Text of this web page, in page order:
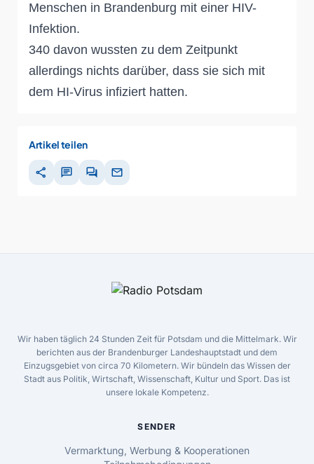
Menschen in Brandenburg mit einer HIV-
Infektion.
340 davon wussten zu dem Zeitpunkt
allerdings nichts darüber, dass sie sich mit
dem HI-Virus infiziert hatten.
Artikel teilen
share chat forum mail
Wir haben täglich 24 Stunden Zeit für Potsdam und die Mittelmark. Wir
berichten aus der Brandenburger Landeshauptstadt und dem
Einzugsgebiet von circa 70 Kilometern. Wir bündeln das Wissen der
Stadt aus Politik, Wirtschaft, Wissenschaft, Kultur und Sport. Das ist
unsere lokale Kompetenz.
SENDER
Vermarktung, Werbung & Kooperationen